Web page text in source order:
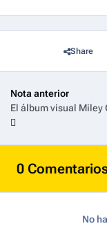
Share
Nota anterior
0
No